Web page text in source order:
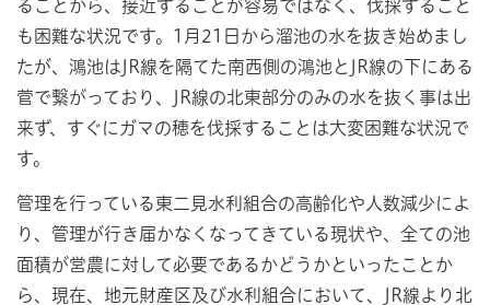
ることから、接近することが容易ではなく、伐採すること
も困難な状況です。1月21日から溜池の水を抜き始めまし
たが、鴻池はJR線を隔てた南西側の鴻池とJR線の下にある
菅で繋がっており、JR線の北東部分のみの水を抜く事は出
来ず、すぐにガマの穂を伐採することは大変困難な状況で
す。
管理を行っている東二見水利組合の高齢化や人数減少によ
り、管理が行き届かなくなってきている現状や、全ての池
面積が営農に対して必要であるかどうかといったことか
ら、現在、地元財産区及び水利組合において、JR線より北